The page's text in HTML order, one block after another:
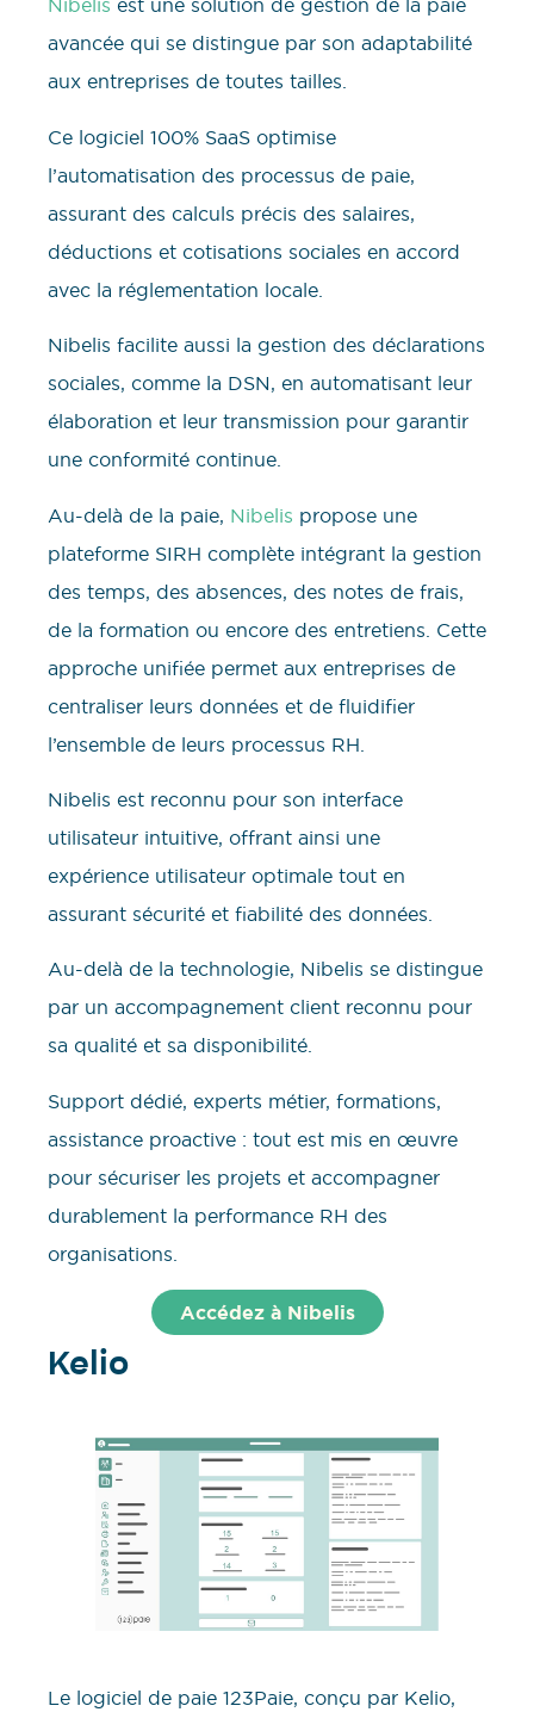
Nibelis est une solution de gestion de la paie
avancée qui se distingue par son adaptabilité
aux entreprises de toutes tailles.
Ce logiciel 100% SaaS optimise
l’automatisation des processus de paie,
assurant des calculs précis des salaires,
déductions et cotisations sociales en accord
avec la réglementation locale.
Nibelis facilite aussi la gestion des déclarations
sociales, comme la DSN, en automatisant leur
élaboration et leur transmission pour garantir
une conformité continue.
Au-delà de la paie, Nibelis propose une
plateforme SIRH complète intégrant la gestion
des temps, des absences, des notes de frais,
de la formation ou encore des entretiens. Cette
approche unifiée permet aux entreprises de
centraliser leurs données et de fluidifier
l’ensemble de leurs processus RH.
Nibelis est reconnu pour son interface
utilisateur intuitive, offrant ainsi une
expérience utilisateur optimale tout en
assurant sécurité et fiabilité des données.
Au-delà de la technologie, Nibelis se distingue
par un accompagnement client reconnu pour
sa qualité et sa disponibilité.
Support dédié, experts métier, formations,
assistance proactive : tout est mis en œuvre
pour sécuriser les projets et accompagner
durablement la performance RH des
organisations.
Accédez à Nibelis
Kelio
Le logiciel de paie 123Paie, conçu par Kelio,